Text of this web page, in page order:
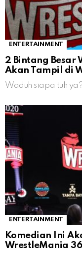
ENTERTAINMENT
2 Bintang Besar
Akan Tampil di
Waduh siapa tuh
ENTERTAINMENT
Komedian Ini
WrestleMania